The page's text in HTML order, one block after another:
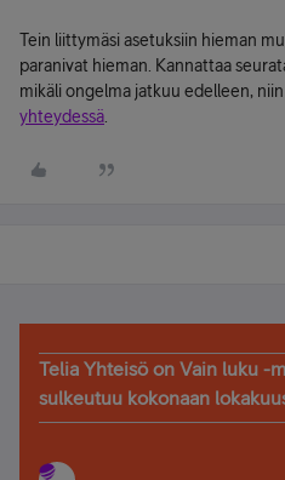
Tein liittymäsi asetuksiin hieman
paranivat hieman. Kannattaa
mikäli ongelma jatkuu edelleen, niin
yhteydessä
Telia Yhteisö on Vain luku -
sulkeutuu kokonaan